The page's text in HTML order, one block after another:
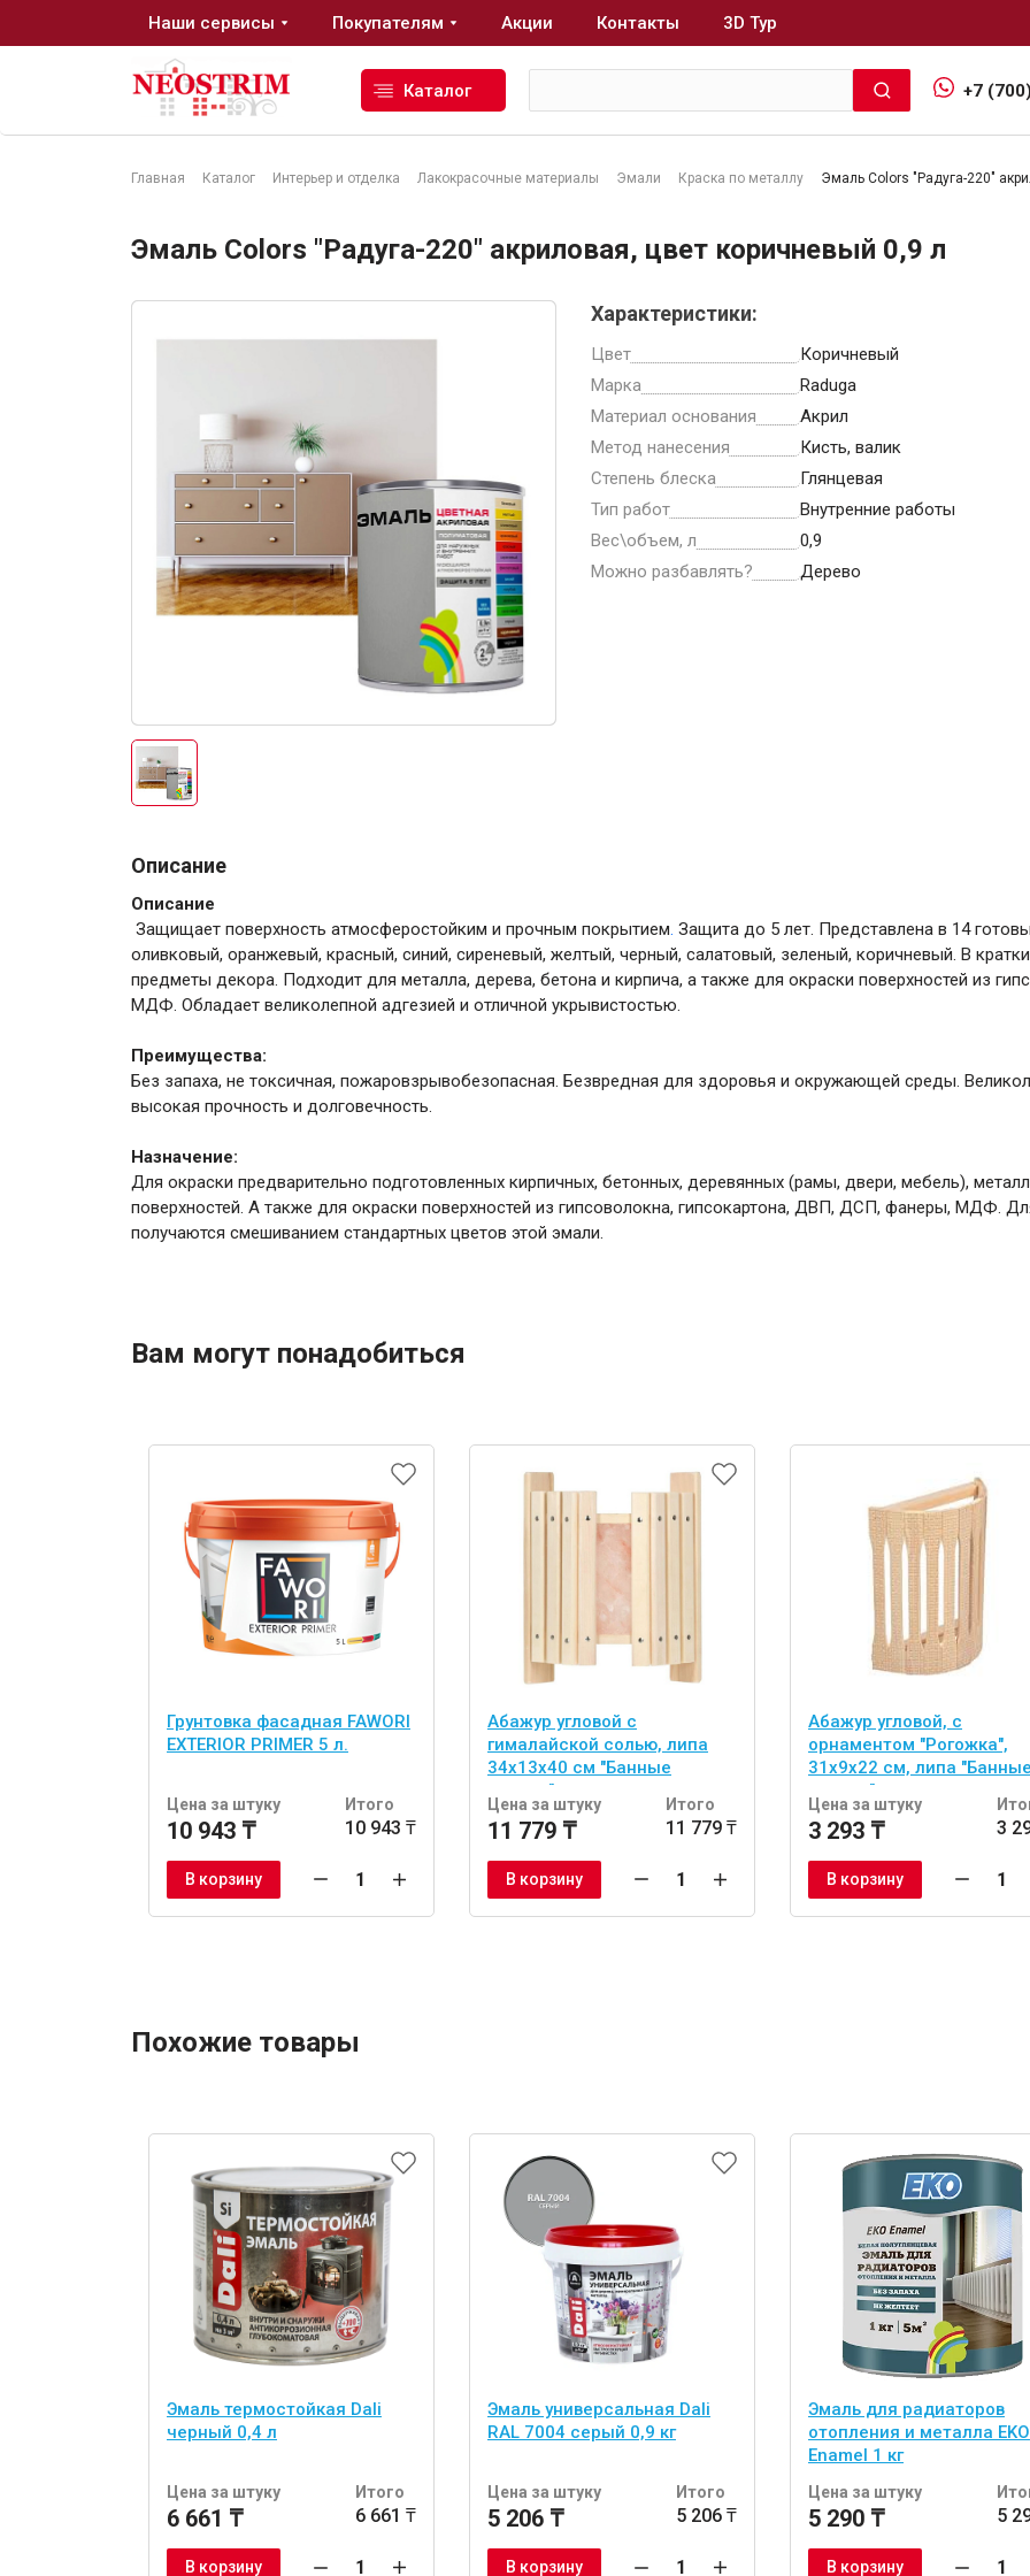
Главная Каталог Интерьер и отделка Лакокрасочные материалы Эмали Краска по металлу Эмаль Colors "Радуга-220"
Эмаль Colors "Радуга-220" акриловая, цвет коричневый 0,9 л
Характеристики:
Цвет
Коричневый
Марка
Raduga
Материал основания
Акрил
Метод нанесения
Кисть, валик
Степень блеска
Глянцевая
Тип работ
Внутренние работы
Вес\объем, л
0,9
Можно разбавлять?
Дерево
Описание
Описание
Защищает поверхность атмосферостойким и прочным покрытием. Защита до 5 лет. Представлена в 14
оливковый, оранжевый, красный, синий, сиреневый, желтый, черный, салатовый, зеленый, коричневый. В
предметы декора. Подходит для металла, дерева, бетона и кирпича, а также для окраски поверхностей из
МДФ. Обладает великолепной адгезией и отличной укрывистостью.
Преимущества:
Без запаха, не токсичная, пожаровзрывобезопасная. Безвредная для здоровья и окружающей среды.
высокая прочность и долговечность.
Назначение:
Для окраски предварительно подготовленных кирпичных, бетонных, деревянных (рамы, двери, мебель),
поверхностей. А также для окраски поверхностей из гипсоволокна, гипсокартона, ДВП, ДСП, фанеры, МДФ.
получаются смешиванием стандартных цветов этой эмали.
Вам могут понадобиться
Грунтовка фасадная FAWORI
EXTERIOR PRIMER 5 л.
Цена за штуку
10 943 ₸
Итого
10 943 ₸
В корзину
Абажур угловой с
гималайской солью, липа
34х13х40 см "Банные
штучки"
Цена за штуку
11 779 ₸
Итого
11 779 ₸
В корзину
Абажур угловой, с
орнаментом "Рогожка",
31х9х22 см, липа "Банные
штучки"
Цена за штуку
3 293 ₸ 3
В корзину
Похожие товары
Эмаль термостойкая Dali
черный 0,4 л
Цена за штуку
6 661 ₸
Итого
6 661 ₸
В корзину
Эмаль универсальная Dali
RAL 7004 серый 0,9 кг
Цена за штуку
5 206 ₸
Итого
5 206 ₸
В корзину
Эмаль для радиаторов
отопления и металла EKO
Enamel 1 кг
Цена за штуку
5 290 ₸ 5
В корзину
Наши сервисы Покупателям Акции Контакты 3D Тур
Каталог +7
Изоляционные материалы
Ещё 2
Герметики
Клеи, жидкие гвозди
Обои
Ещё 5
Электро-оборудование Инструменты
Анкеры
Монтажные ленты
Канаты, шнуры
Товары для бани и сауны
Оборудование для клининга и уборки